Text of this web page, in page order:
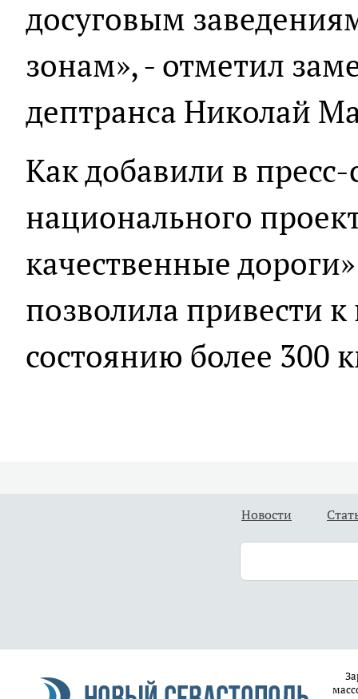
досуговым
зонам», - отметил
дептранса Николай
Как добавили в
национального
качественные
позволила привести
состоянию более 300
Новости